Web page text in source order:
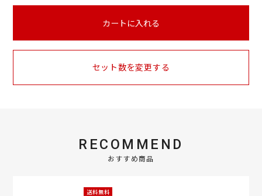
カートに入れる
セット数を変更する
RECOMMEND
おすすめ商品
送料無料